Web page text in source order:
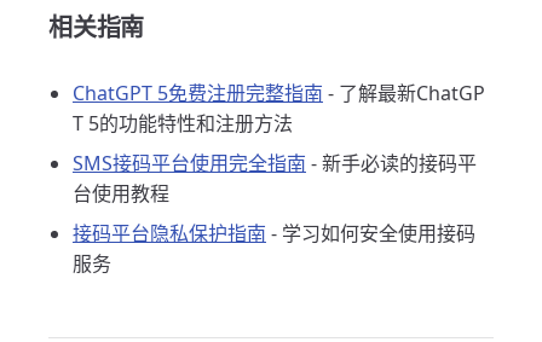
相关指南
ChatGPT 5免费注册完整指南 - 了解最新ChatGP
T 5的功能特性和注册方法
SMS接码平台使用完全指南 - 新手必读的接码平
台使用教程
接码平台隐私保护指南 - 学习如何安全使用接码
服务